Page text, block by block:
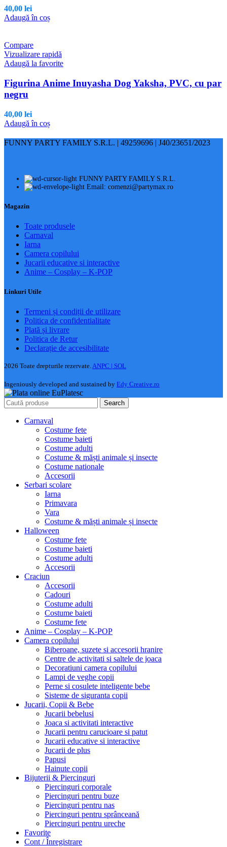
40,00 lei
Adaugă în coș
Compare
Vizualizare rapidă
Adaugă la favorite
Figurina Anime Inuyasha Dog Yaksha, PVC, cu par
negru
40,00 lei
Adaugă în coș
FUNNY PARTY FAMILY S.R.L. | 49259696 | J40/23651/2023
FUNNY PARTY FAMILY S.R.L.
Email: comenzi@partymax.ro
Magazin
Toate produsele
Carnaval
Iarna
Camera copilului
Jucarii educative si interactive
Anime – Cosplay – K‑POP
Linkuri Utile
Termeni și condiții de utilizare
Politica de confidentialitate
Plată și livrare
Politica de Retur
Declarație de accesibilitate
2026 Toate drepturile rezervate.ANPC | SOL
Ingeniously developed and sustained by Edy Creative.ro
Search
Carnaval
Costume fete
Costume baieti
Costume adulti
Costume & măști animale și insecte
Costume nationale
Accesorii
Serbari scolare
Iarna
Primavara
Vara
Costume & măști animale și insecte
Halloween
Costume fete
Costume baieti
Costume adulti
Accesorii
Craciun
Accesorii
Cadouri
Costume adulti
Costume baieti
Costume fete
Anime – Cosplay – K‑POP
Camera copilului
Biberoane, suzete si accesorii hranire
Centre de activitati si saltele de joaca
Decoratiuni camera copilului
Lampi de veghe copii
Perne si cosulete inteligente bebe
Sisteme de siguranta copii
Jucarii, Copii & Bebe
Jucarii bebelusi
Joaca si activitati interactive
Jucarii pentru carucioare si patut
Jucarii educative si interactive
Jucarii de plus
Papusi
Hainute copii
Bijuterii & Piercinguri
Piercinguri corporale
Piercinguri pentru buze
Piercinguri pentru nas
Piercinguri pentru sprânceană
Piercinguri pentru ureche
Favorite
Cont / Înregistrare